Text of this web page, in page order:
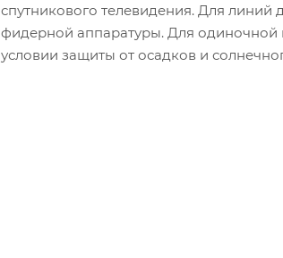
спутникового телевидения. Для линий
фидерной аппаратуры. Для
условии защиты от осадков и